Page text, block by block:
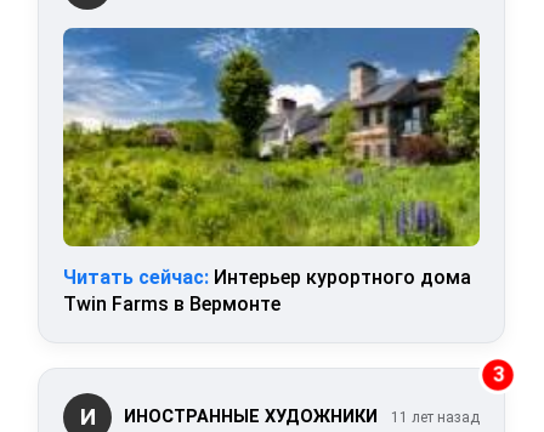
Читать сейчас: Интерьер курортного дома
Twin Farms в Вермонте
3
И ИНОСТРАННЫЕ ХУДОЖНИКИ 11 лет назад